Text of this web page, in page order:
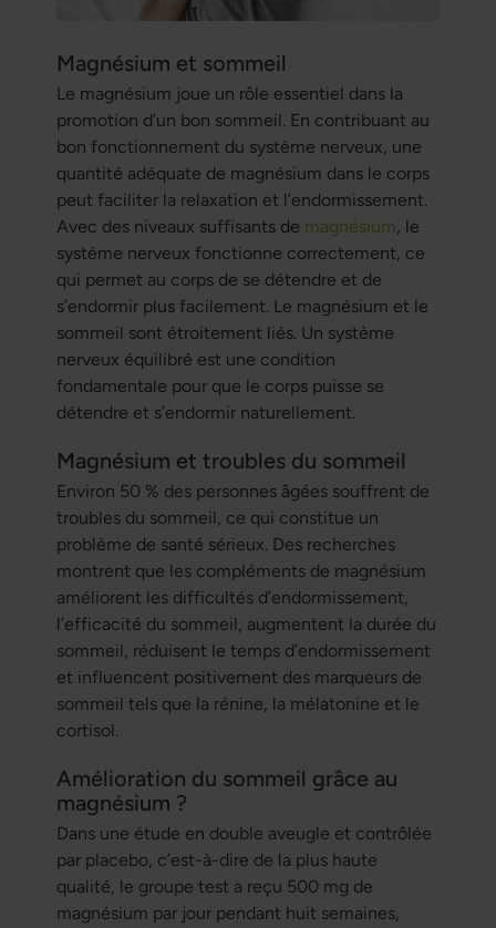
Magnésium et sommeil
Le magnésium joue un rôle essentiel dans la
promotion d’un bon sommeil. En contribuant au
bon fonctionnement du système nerveux, une
quantité adéquate de magnésium dans le corps
peut faciliter la relaxation et l’endormissement.
Avec des niveaux suffisants de magnésium, le
système nerveux fonctionne correctement, ce
qui permet au corps de se détendre et de
s’endormir plus facilement. Le magnésium et le
sommeil sont étroitement liés. Un système
nerveux équilibré est une condition
fondamentale pour que le corps puisse se
détendre et s’endormir naturellement.
Magnésium et troubles du sommeil
Environ 50 % des personnes âgées souffrent de
troubles du sommeil, ce qui constitue un
problème de santé sérieux. Des recherches
montrent que les compléments de magnésium
améliorent les difficultés d’endormissement,
l’efficacité du sommeil, augmentent la durée du
sommeil, réduisent le temps d’endormissement
et influencent positivement des marqueurs de
sommeil tels que la rénine, la mélatonine et le
cortisol.
Amélioration du sommeil grâce au
magnésium ?
Dans une étude en double aveugle et contrôlée
par placebo, c’est-à-dire de la plus haute
qualité, le groupe test a reçu 500 mg de
magnésium par jour pendant huit semaines,